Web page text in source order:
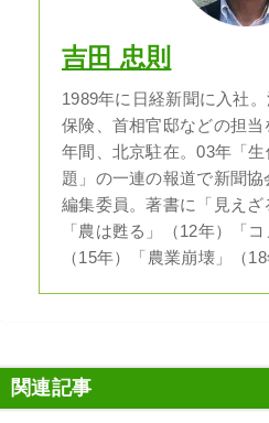
吉田 忠則
1989年に日経新聞に入社。
保険、首相官邸などの担
年間、北京駐在。03年「
題」の一連の報道で新聞協
編集委員。著書に「見えざ
「農は甦る」（12年）「
（15年）「農業崩壊」（18
関連記事